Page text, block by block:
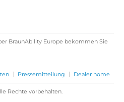
BraunAbility Europe bekommen Sie
| Pressemitteilung | Dealer home
Rechte vorbehalten.